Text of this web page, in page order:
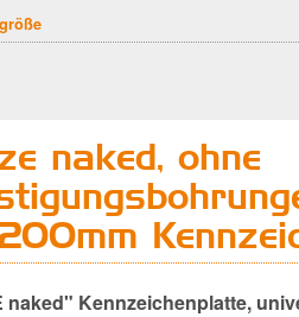
naked, ohne
naked" Kennzeichenplatte,